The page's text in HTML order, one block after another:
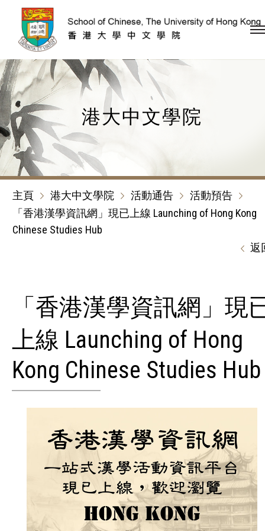
跳到內容（按回車鍵）
港大中文學院
主頁 港大中文學院 活動通告
活動預告
「香港漢學資訊網」現已上線 Launching of Hong Kong
Chinese Studies Hub
返
「香港漢學資訊網」現
上線 Launching of Hong
Kong Chinese Studies Hub